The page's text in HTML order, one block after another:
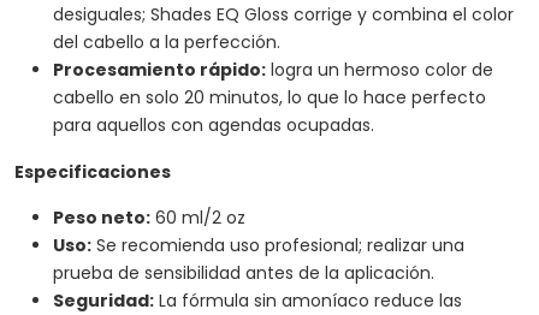
desiguales; Shades EQ Gloss corrige y combina el color
del cabello a la perfección.
Procesamiento rápido:logra un hermoso color de
cabello en solo 20 minutos, lo que lo hace perfecto
para aquellos con agendas ocupadas.
Especificaciones
Peso neto:60 ml/2 oz
Uso:Se recomienda uso profesional; realizar una
prueba de sensibilidad antes de la aplicación.
Seguridad:La fórmula sin amoníaco reduce las